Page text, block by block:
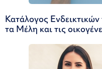
Κατάλογος
τα Μέλη και τις